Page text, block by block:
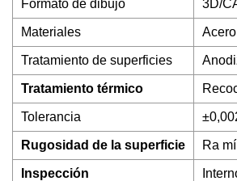
Formato de dibujo 3D/
Materiales
Tratamiento de superficies
Tratamiento térmico
Tolerancia
Rugosidad de la superficie Ra
Inspección